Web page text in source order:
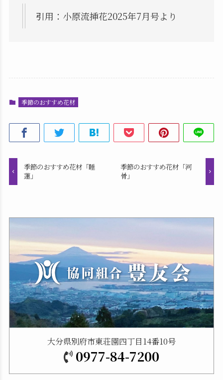
引用：小原流挿花2025年7月号より
季節のおすすめ花材
季節のおすすめ花材「睡
蓮」
季節のおすすめ花材「河
骨」
大分県別府市東荘園四丁目14番10号
0977-84-7200